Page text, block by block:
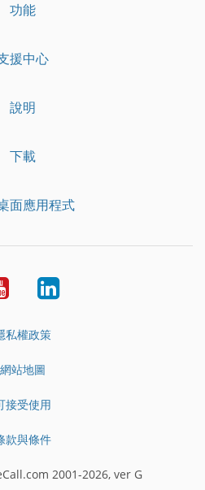
功能
援中心
說明
下載
面應用程式
YouTubeLinkedIn
私權政策
網站地圖
接受使用
款與條件
2001-2026, ver G